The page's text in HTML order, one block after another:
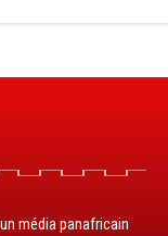
média panafricain